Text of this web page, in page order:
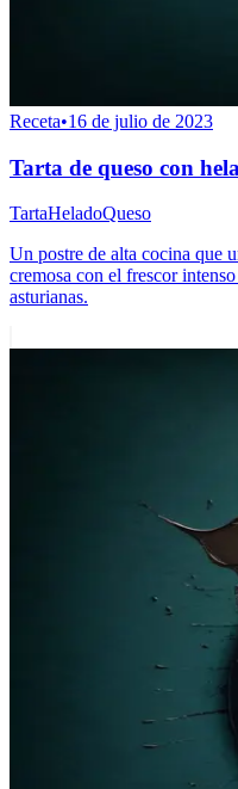
Receta•16 de julio de 2023
Tarta de queso con
TartaHeladoQueso
Un postre de alta cocina que
cremosa con el frescor
asturianas.